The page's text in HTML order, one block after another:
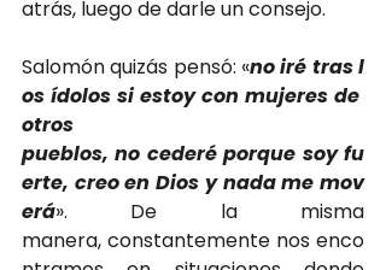
atrás, luego de darle un consejo.
Salomón quizás pensó: «no iré tras l
os ídolos si estoy con mujeres de
otros
pueblos, no cederé porque soy fu
erte, creo en Dios y nada me mov
erá». De la misma
manera, constantemente nos enco